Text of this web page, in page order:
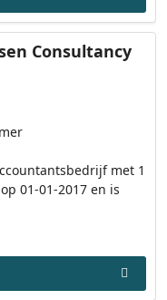
Consultancy
met 1
01-01-2017 en is